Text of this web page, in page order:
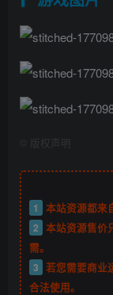
版权声明
1
本站资源都来
2 本站资源售价
需。
3 若您需要商业
合法使用。